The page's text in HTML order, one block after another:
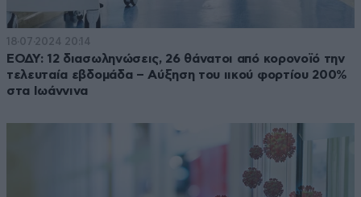
18·07·2024 20:14
ΕΟΔΥ: 12 διασωληνώσεις, 26 θάνατοι από κορονοϊό την
τελευταία εβδομάδα – Αύξηση του ιικού φορτίου 200%
στα Ιωάννινα